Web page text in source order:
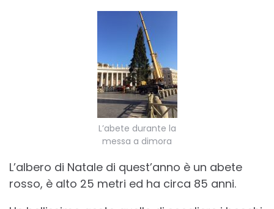
L’abete durante la
messa a dimora
L’albero di Natale di quest’anno è un abete
rosso, è alto 25 metri ed ha circa 85 anni.